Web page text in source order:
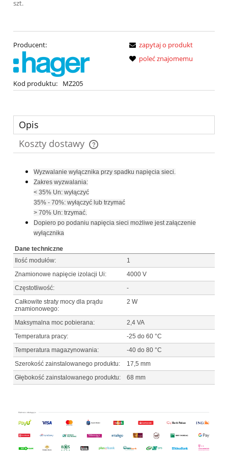
szt.
Producent:
Kod produktu: MZ205
zapytaj o produkt
poleć znajomemu
Opis
Koszty dostawy
Cena nie zawiera ewentualnych kosztów płatności
Wyzwalanie wyłącznika przy spadku napięcia sieci.
Zakres wyzwalania:
< 35% Un: wyłączyć
35% - 70%: wyłączyć lub trzymać
> 70% Un: trzymać.
Dopiero po podaniu napięcia sieci możliwe jest załączenie
wyłącznika
Dane techniczne
Ilość modułów:
1
Znamionowe napięcie izolacji Ui:
4000 V
Częstotliwość:
-
Całkowite straty mocy dla prądu
znamionowego:
2 W
Maksymalna moc pobierana:
2,4 VA
Temperatura pracy:
-25 do 60 °C
Temperatura magazynowania:
-40 do 80 °C
Szerokość zainstalowanego produktu:
17,5 mm
Głębokość zainstalowanego produktu:
68 mm